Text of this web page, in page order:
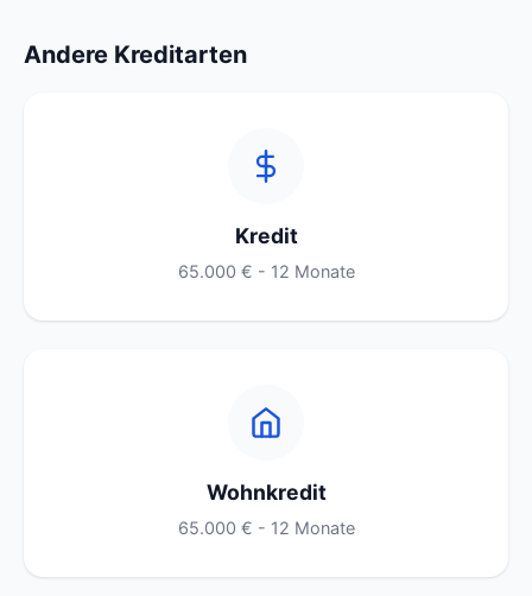
Andere Kreditarten
Kredit
65.000 € - 12 Monate
Wohnkredit
65.000 € - 12 Monate